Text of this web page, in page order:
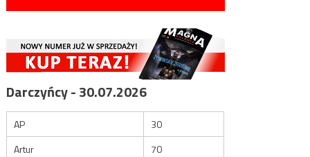
Darczyńcy - 30.07.2026
AP
30
Artur
70